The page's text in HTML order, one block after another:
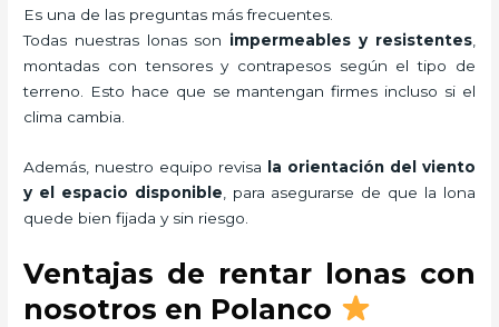
Es una de las preguntas más frecuentes.
Todas nuestras lonas son impermeables y resistentes,
montadas con tensores y contrapesos según el tipo de
terreno. Esto hace que se mantengan firmes incluso si el
clima cambia.
Además, nuestro equipo revisa
la orientación del viento
y el espacio disponible , para asegurarse de que la lona
quede bien fijada y sin riesgo.
Ventajas de rentar lonas con
nosotros en Polanco